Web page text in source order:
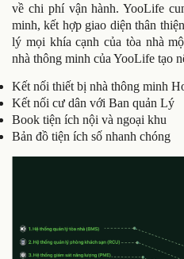
về chi phí vận hành. YooLife
minh, kết hợp giao diện thân
lý mọi khía cạnh của tòa nhà
nhà thông minh của YooLife tạo
Kết nối thiết bị nhà thông minh
Kết nối cư dân với Ban quản Lý
Book tiện ích nội và ngoại khu
Bản đồ tiện ích số nhanh chóng